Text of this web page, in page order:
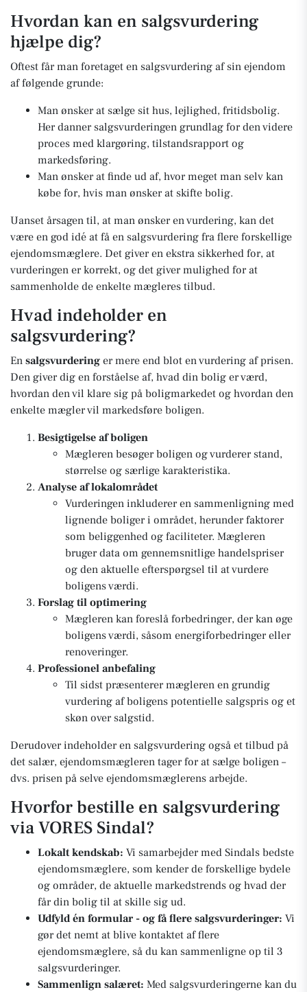
Hvordan kan en salgsvurdering
hjælpe dig?
Oftest får man foretaget en salgsvurdering af sin ejendom
af følgende grunde:
Man ønsker at sælge sit hus, lejlighed, fritidsbolig.
Her danner salgsvurderingen grundlag for den videre
proces med klargøring, tilstandsrapport og
markedsføring.
Man ønsker at finde ud af, hvor meget man selv kan
købe for, hvis man ønsker at skifte bolig.
Uanset årsagen til, at man ønsker en vurdering, kan det
være en god idé at få en salgsvurdering fra flere forskellige
ejendomsmæglere. Det giver en ekstra sikkerhed for, at
vurderingen er korrekt, og det giver mulighed for at
sammenholde de enkelte mægleres tilbud.
Hvad indeholder en
salgsvurdering?
En salgsvurdering er mere end blot en vurdering af prisen.
Den giver dig en forståelse af, hvad din bolig er værd,
hvordan den vil klare sig på boligmarkedet og hvordan den
enkelte mægler vil markedsføre boligen.
Besigtigelse af boligen
Mægleren besøger boligen og vurderer stand,
størrelse og særlige karakteristika.
Analyse af lokalområdet
Vurderingen inkluderer en sammenligning med
lignende boliger i området, herunder faktorer
som beliggenhed og faciliteter. Mægleren
bruger data om gennemsnitlige handelspriser
og den aktuelle efterspørgsel til at vurdere
boligens værdi.
Forslag til optimering
Mægleren kan foreslå forbedringer, der kan øge
boligens værdi, såsom energiforbedringer eller
renoveringer.
Professionel anbefaling
Til sidst præsenterer mægleren en grundig
vurdering af boligens potentielle salgspris og et
skøn over salgstid.
Derudover indeholder en salgsvurdering også et tilbud på
det salær, ejendomsmægleren tager for at sælge boligen –
dvs. prisen på selve ejendomsmæglerens arbejde.
Hvorfor bestille en salgsvurdering
via VORES Sindal?
Lokalt kendskab: Vi samarbejder med Sindals bedste
ejendomsmæglere, som kender de forskellige bydele
og områder, de aktuelle markedstrends og hvad der
får din bolig til at skille sig ud.
Udfyld én formular - og få flere salgsvurderinger: Vi
gør det nemt at blive kontaktet af flere
ejendomsmæglere, så du kan sammenligne op til 3
salgsvurderinger.
Sammenlign salæret: Med salgsvurderingerne kan du